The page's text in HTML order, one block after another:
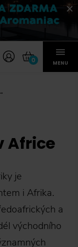
0 MENU
Africe
je
i Afrika.
a
východního